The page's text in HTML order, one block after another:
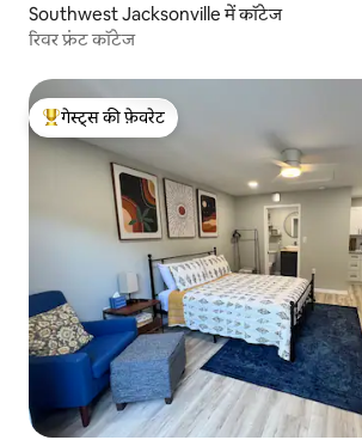
Southwest Jacksonville में कॉटेज
रिवर फ्रंट कॉटेज
गेस्ट्स का टॉप फ़ेवरेट
गेस्ट्स की फ़ेवरेट